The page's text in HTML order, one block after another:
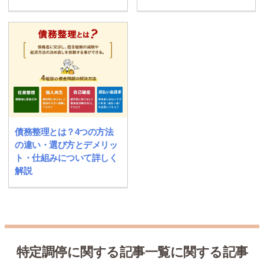
債務整理とは？4つの方法
の違い・選び方とデメリッ
ト・仕組みについて詳しく
解説
特定調停に関する記事一覧に関する記事